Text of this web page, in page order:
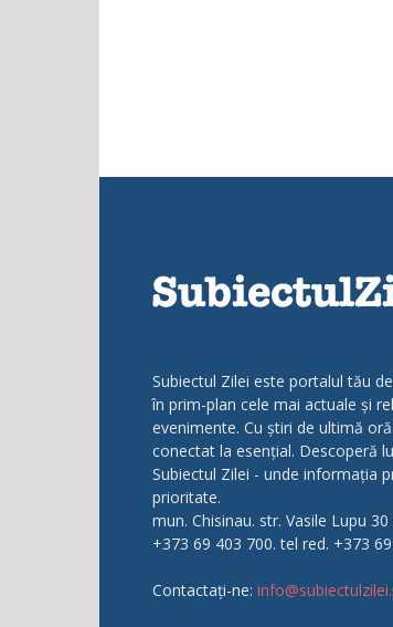
Subiectul Zilei este portalul tău
în prim-plan cele mai actuale și
evenimente. Cu știri de ultimă
conectat la esențial. Descoperă
Subiectul Zilei - unde informația
prioritate.
mun. Chisinau. str. Vasile Lupu
+373 69 403 700. tel red. +373
Contactați-ne: